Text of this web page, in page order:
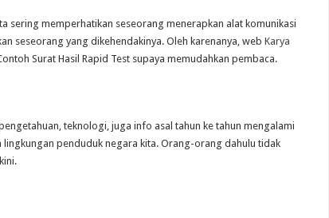
sering memperhatikan seseorang menerapkan alat komunikasi
seseorang yang dikehendakinya. Oleh karenanya, web Karya
Surat Hasil Rapid Test supaya memudahkan pembaca.
teknologi, juga info asal tahun ke tahun mengalami
penduduk negara kita. Orang-orang dahulu tidak